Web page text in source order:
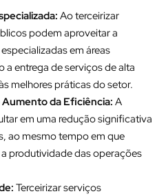
Ao terceirizar
podem aproveitar a
em áreas
a entrega de serviços de alta
melhores práticas do setor.
da Eficiência: A
em uma redução significativa
ao mesmo tempo em que
produtividade das operações
Terceirizar serviços